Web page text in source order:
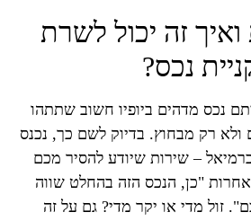
זה יכול לשרת
נכס?
נכס מדהים ביופיו חשוב שתתהו
ולא רק מבחוץ. בדיוק לשם כך, נכנס
– שירות שיודע להסיר מכם
אחרות "כן, הנכס הזה בהחלט שווה
זול מדי או יקר מדי? גם על זה